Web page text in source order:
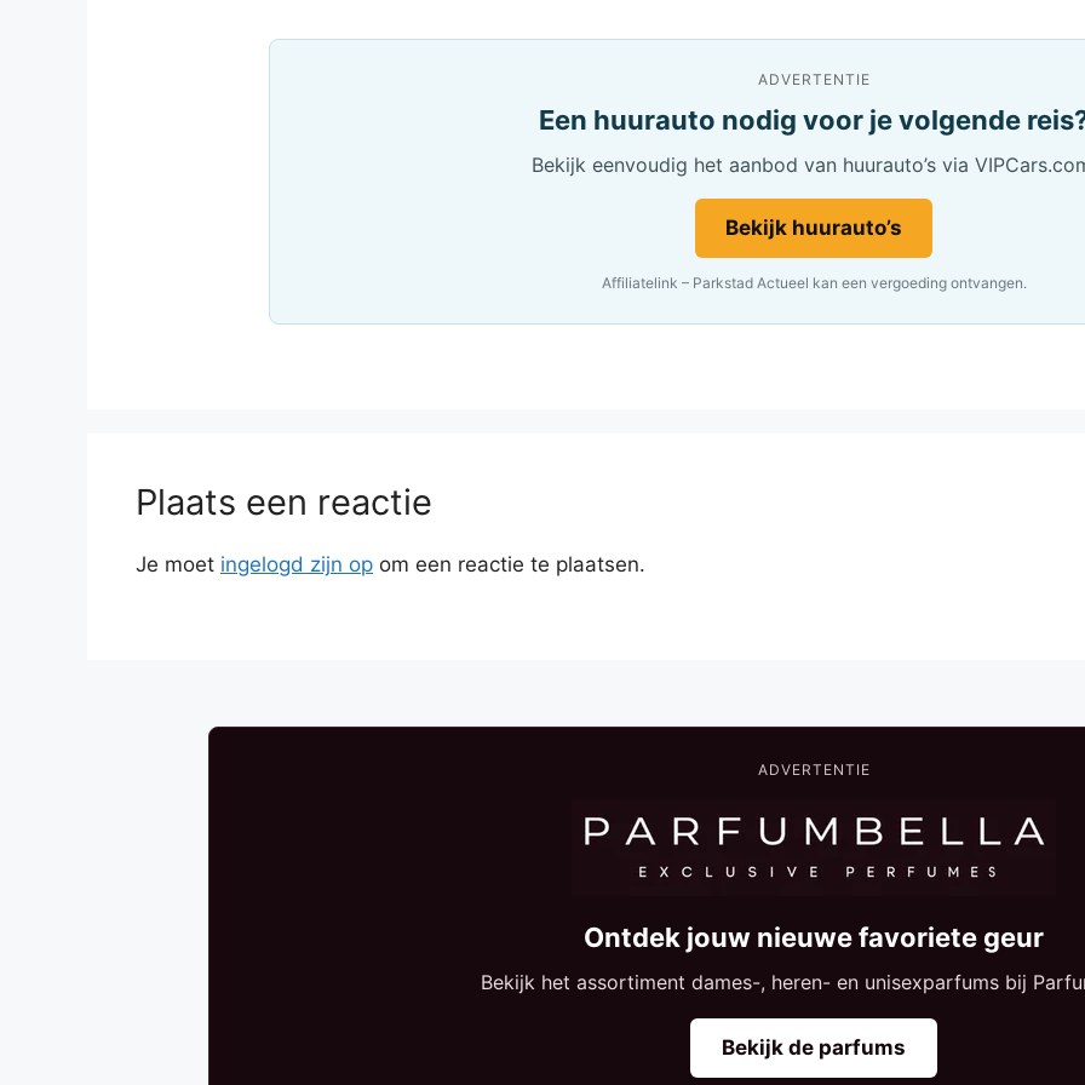
ADVERTENTIE
Een huurauto nodig voor je volgende
Bekijk eenvoudig het aanbod van huurauto’s via
Bekijk huurauto’s
Affiliatelink – Parkstad Actueel kan een vergoeding ontvangen.
Plaats een reactie
Je moet ingelogd zijn op om een reactie te plaatsen.
ADVERTENTIE
Ontdek jouw nieuwe favoriete geur
Bekijk het assortiment dames-, heren- en unisexparfums bij
Bekijk de parfums